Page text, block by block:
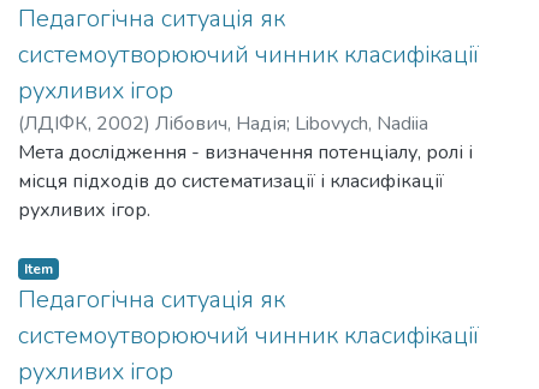
Педагогічна ситуація як
системоутворюючий чинник класифікації
рухливих ігор
(ЛДІФК, 2002) Лібович, Надія; Libovych, Nadiia
Мета дослідження - визначення потенціалу, ролі і
місця підходів до систематизації і класифікації
рухливих ігор.
Item
Педагогічна ситуація як
системоутворюючий чинник класифікації
рухливих ігор